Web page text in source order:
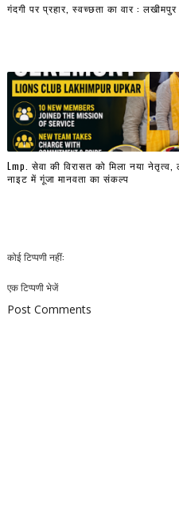
गंदगी पर प्रहार, स्वच्छता का वार :
Lmp. सेवा की विरासत को मिला नया
नाइट में गूंजा मानवता का संकल्प
कोई टिप्पणी नहीं:
एक टिप्पणी भेजें
Post Comments